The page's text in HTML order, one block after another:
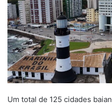
m
a
i
l
Um total de 125 cidades